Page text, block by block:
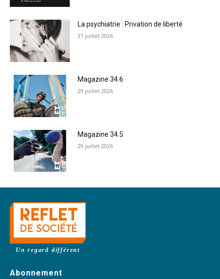
La psychiatrie : Privation de liberté
31 juillet 2026
Magazine 34.6
29 juillet 2026
Magazine 34.5
29 juillet 2026
Un regard différent
Abonnement